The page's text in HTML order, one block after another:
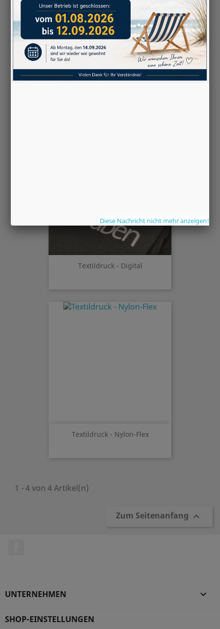
Textildruck - Digital
Textildruck - Nylon-Flex
1 - 4 von 4 Artikel(n)
Zum Seitenanfang 
UNTERNEHMEN 
SHOP-EINSTELLUNGEN
Diese Nachricht nicht mehr anzeigen!